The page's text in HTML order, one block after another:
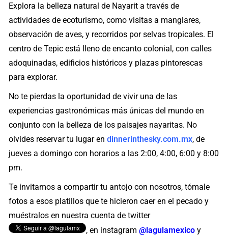
Explora la belleza natural de Nayarit a través de
actividades de ecoturismo, como visitas a manglares,
observación de aves, y recorridos por selvas tropicales. El
centro de Tepic está lleno de encanto colonial, con calles
adoquinadas, edificios históricos y plazas pintorescas
para explorar.
No te pierdas la oportunidad de vivir una de las
experiencias gastronómicas más únicas del mundo en
conjunto con la belleza de los paisajes nayaritas. No
olvides reservar tu lugar endinnerinthesky.com.mx, de
jueves a domingo con horarios a las 2:00, 4:00, 6:00 y 8:00
pm.
Te invitamos a compartir tu antojo con nosotros, tómale
fotos a esos platillos que te hicieron caer en el pecado y
muéstralos en nuestra cuenta de twitter
, en instagram@lagulamexico y